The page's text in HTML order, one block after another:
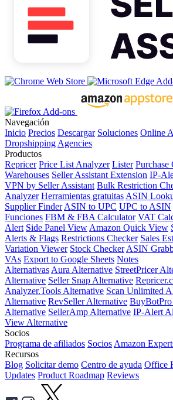
Navegación
Inicio Precios Descargar Soluciones Online
Dropshipping Agencies
Productos
Repricer Price List Analyzer Lister Purchase
Warehouses Seller Assistant Extension IP-
VPN by Seller Assistant Bulk Restriction
Analyzer Herramientas gratuitas ASIN
Supplier Finder ASIN to UPC UPC to ASIN
Funciones FBM & FBA Calculator VAT
Alert Side Panel View Amazon Quick View
Alerts & Flags Restrictions Checker Sales
Variation Viewer Stock Checker ASIN
VAs Export to Google Sheets Notes
Alternativas Aura Alternative StreetPricer
Alternative Seller Snap Alternative
Analyzer.Tools Alternative Scan Unlimited
Alternative RevSeller Alternative
Alternative SellerAmp Alternative IP-Alert
View Alternative
Socios
Programa de afiliados Socios Amazon
Recursos
Blog Solicitar demo Centro de ayuda Office
Updates Product Roadmap Reviews